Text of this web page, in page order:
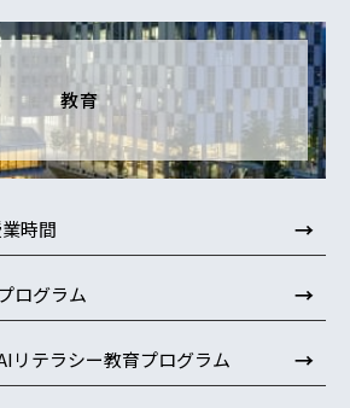
教育
時間 →
ログラム →
リテラシー教育プログラム →